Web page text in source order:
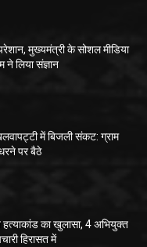
मुख्यमंत्री के सोशल मीडिया
ने लिया संज्ञान
में बिजली संकट: ग्राम
पर बैठे
का खुलासा, 4 अभियुक्त
हिरासत में